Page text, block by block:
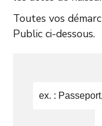
Toutes vos
Public ci-dessous.